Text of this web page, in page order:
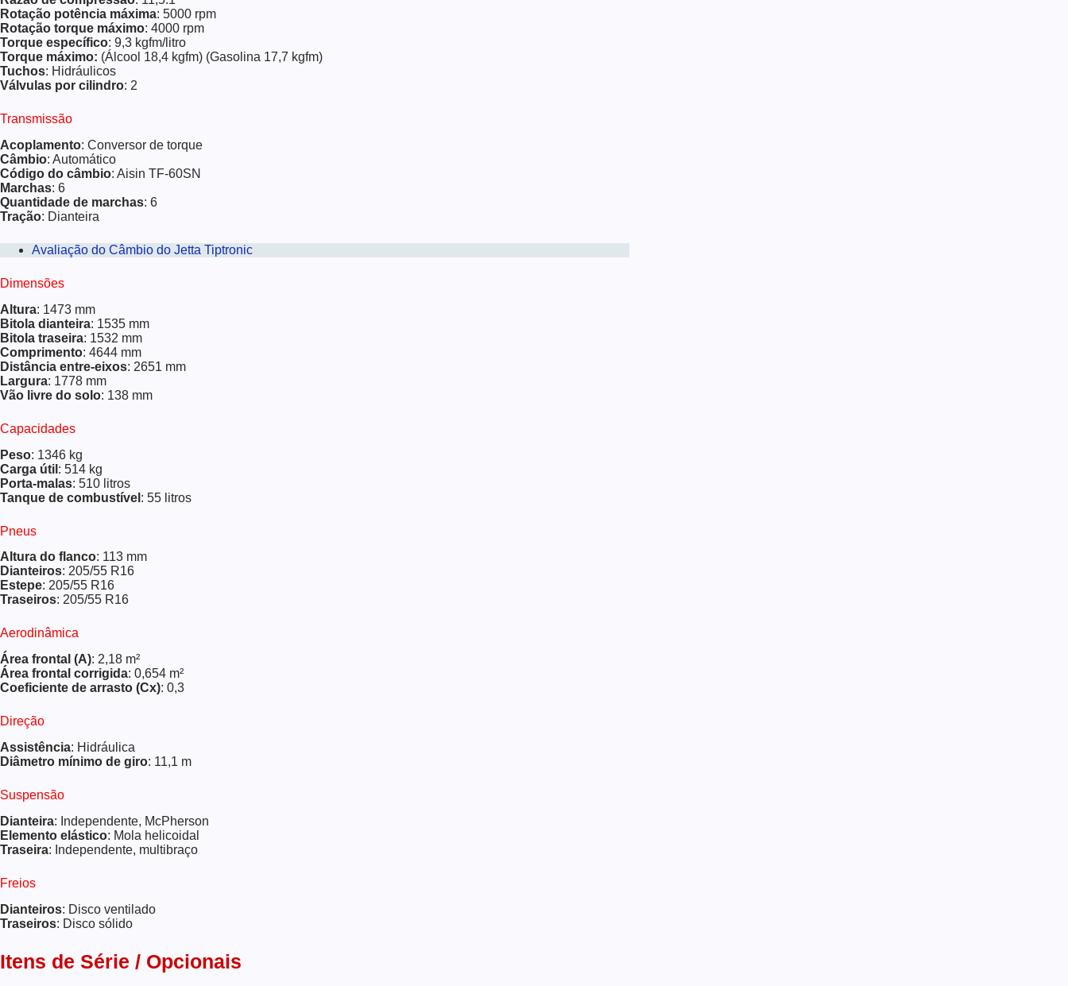
Rotação potência máxima: 5000 rpm
Rotação torque máximo: 4000 rpm
Torque específico: 9,3 kgfm/litro
Torque máximo: (Álcool 18,4 kgfm) (Gasolina 17,7 kgfm)
Tuchos: Hidráulicos
Válvulas por cilindro: 2
Transmissão
Acoplamento: Conversor de torque
Câmbio: Automático
Código do câmbio: Aisin TF-60SN
Marchas: 6
Quantidade de marchas: 6
Tração: Dianteira
Avaliação do Câmbio do Jetta Tiptronic
Dimensões
Altura: 1473 mm
Bitola dianteira: 1535 mm
Bitola traseira: 1532 mm
Comprimento: 4644 mm
Distância entre-eixos: 2651 mm
Largura: 1778 mm
Vão livre do solo: 138 mm
Capacidades
Peso: 1346 kg
Carga útil : 514 kg
Porta-malas: 510 litros
Tanque de combustível : 55 litros
Pneus
Altura do flanco: 113 mm
Dianteiros: 205/55 R16
Estepe: 205/55 R16
Traseiros: 205/55 R16
Aerodinâmica
Área frontal (A): 2,18 m²
Área frontal corrigida: 0,654 m²
Coeficiente de arrasto (Cx): 0,3
Direção
Assistência: Hidráulica
Diâmetro mínimo de giro: 11,1 m
Suspensão
Dianteira: Independente, McPherson
Elemento elástico: Mola helicoidal
Traseira: Independente, multibraço
Freios
Dianteiros: Disco ventilado
Traseiros: Disco sólido
Itens de Série / Opcionais